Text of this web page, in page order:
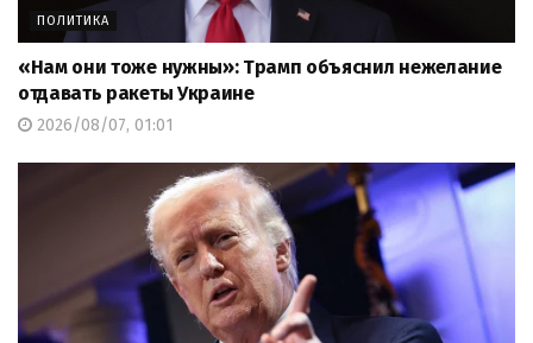
ПОЛИТИКА
«Нам они тоже нужны»: Трамп объяснил нежелание
отдавать ракеты Украине
2026/08/07, 01:01